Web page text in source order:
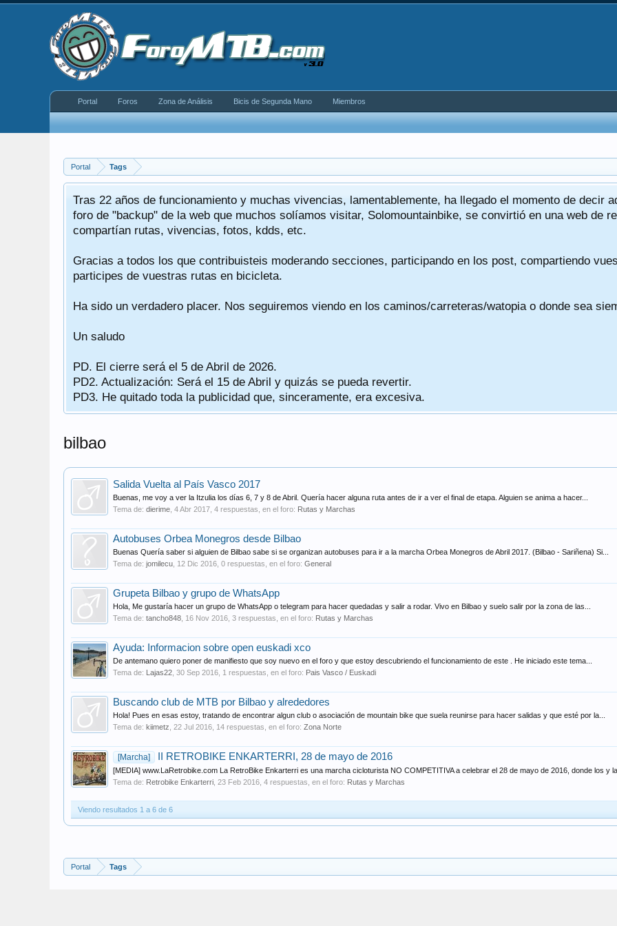
Portal Tags
Tras 22 años de funcionamiento y muchas vivencias, lamentablemente, ha llegado el momento de decir
foro de "backup" de la web que muchos solíamos visitar, Solomountainbike, se convirtió en una web de
compartían rutas, vivencias, fotos, kdds, etc.
Gracias a todos los que contribuisteis moderando secciones, participando en los post, compartiendo
participes de vuestras rutas en bicicleta.
Ha sido un verdadero placer. Nos seguiremos viendo en los caminos/carreteras/watopia o donde sea
Un saludo
PD. El cierre será el 5 de Abril de 2026.
PD2. Actualización: Será el 15 de Abril y quizás se pueda revertir.
PD3. He quitado toda la publicidad que, sinceramente, era excesiva.
bilbao
Salida Vuelta al País Vasco 2017
Buenas, me voy a ver la Itzulia los días 6, 7 y 8 de Abril. Quería hacer alguna ruta antes de ir a ver el final de etapa. Alguien se anima a hacer...
Tema de: dierime 4 Abr 2017 , 4 respuestas, en el foro: Rutas y Marchas
Autobuses Orbea Monegros desde Bilbao
Buenas Quería saber si alguien de Bilbao sabe si se organizan autobuses para ir a la marcha Orbea Monegros de Abril 2017. (Bilbao - Sariñena) Si...
Tema de: jomilecu 12 Dic 2016 , 0 respuestas, en el foro: General
Grupeta Bilbao y grupo de WhatsApp
Hola, Me gustaría hacer un grupo de WhatsApp o telegram para hacer quedadas y salir a rodar. Vivo en Bilbao y suelo salir por la zona de las...
Tema de: tancho848 16 Nov 2016 , 3 respuestas, en el foro: Rutas y Marchas
Ayuda: Informacion sobre open euskadi xco
De antemano quiero poner de manifiesto que soy nuevo en el foro y que estoy descubriendo el funcionamiento de este . He iniciado este tema...
Tema de: Lajas22 30 Sep 2016 , 1 respuestas, en el foro: Pais Vasco / Euskadi
Buscando club de MTB por Bilbao y alrededores
Hola! Pues en esas estoy, tratando de encontrar algun club o asociación de mountain bike que suela reunirse para hacer salidas y que esté por la...
Tema de: kiimetz 22 Jul 2016 , 14 respuestas, en el foro: Zona Norte
[Marcha] II RETROBIKE ENKARTERRI, 28 de mayo de 2016
[MEDIA] www.LaRetrobike.com La RetroBike Enkarterri es una marcha cicloturista NO COMPETITIVA a celebrar el 28 de mayo de 2016, donde los y
Tema de: Retrobike Enkarterri 23 Feb 2016 , 4 respuestas, en el foro: Rutas y Marchas
Viendo resultados 1 a 6 de 6
Portal Tags
Portal Foros Zona de Análisis Bicis de Segunda Mano Miembros